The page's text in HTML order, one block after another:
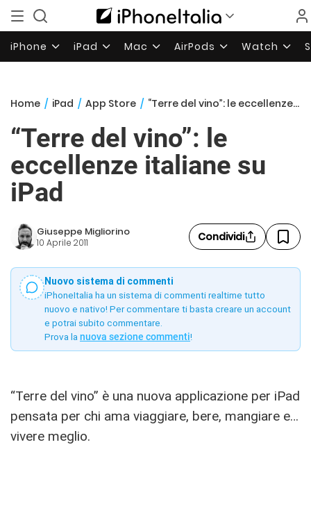
iPhone iPad Mac AirPods Watch
Home / iPad / App Store / “Terre del vino”: le eccellenze italiane su iPad
“Terre del vino”: le
eccellenze italiane su
iPad
Giuseppe Migliorino
10 Aprile 2011 Condividi
Nuovo sistema di commenti
iPhoneItalia ha un sistema di commenti realtime tutto
nuovo e nativo! Per commentare ti basta creare un account
e potrai subito commentare.
Prova la nuova sezione commenti!
“Terre del vino” è una nuova applicazione per iPad
pensata per chi ama viaggiare, bere, mangiare e…
vivere meglio.